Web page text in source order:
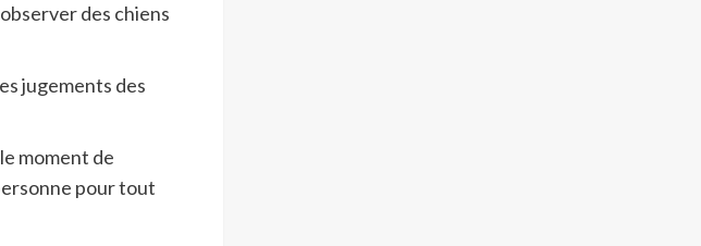
des chiens
jugements des
moment de
pour tout